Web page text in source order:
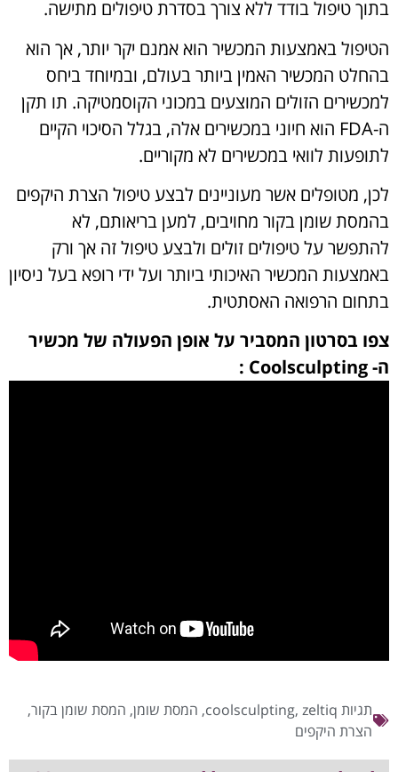
בתוך טיפול בודד ללא צורך בסדרת טיפולים מתישה.
הטיפול באמצעות המכשיר הוא אמנם יקר יותר, אך הוא
בהחלט המכשיר האמין ביותר בעולם, ובמיוחד ביחס
למכשירים הזולים המוצעים במכוני הקוסמטיקה. תו תקן
ה-FDA הוא חיוני במכשירים אלה, בגלל הסיכוי הקיים
לתופעות לוואי במכשירים לא מקוריים.
לכן, מטופלים אשר מעוניינים לבצע טיפול הצרת היקפים
בהמסת שומן בקור מחויבים, למען בריאותם, לא
להתפשר על טיפולים זולים ולבצע טיפול זה אך ורק
באמצעות המכשיר האיכותי ביותר ועל ידי רופא בעל ניסיון
בתחום הרפואה האסתטית.
צפו בסרטון המסביר על אופן הפעולה של מכשיר
ה- Coolsculpting :
תגיות coolsculpting, zeltiq
, המסת שומן, המסת שומן בקור,
הצרת היקפים